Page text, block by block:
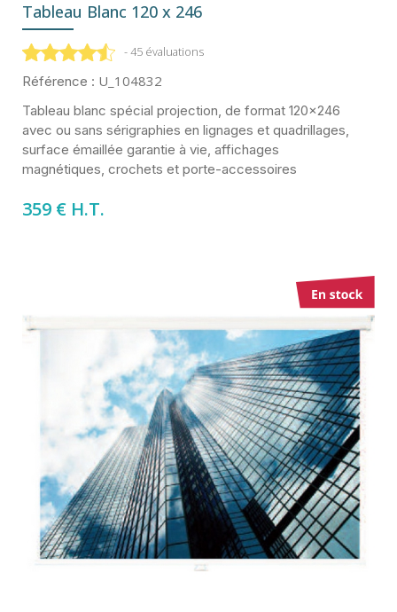
Tableau Blanc 120 x 246
- 45 évaluations
Référence : U_104832
Tableau blanc spécial projection, de format 120x246
avec ou sans sérigraphies en lignages et quadrillages,
surface émaillée garantie à vie, affichages
magnétiques, crochets et porte-accessoires
359 € H.T.